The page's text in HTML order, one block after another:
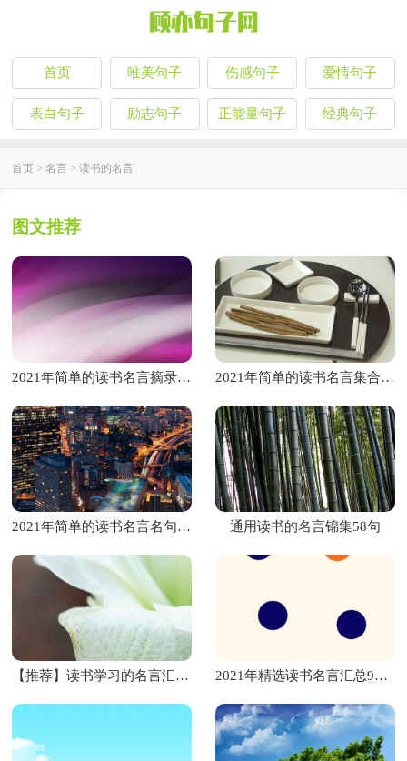
首页 唯美句子 伤感句子 爱情句子
表白句子 励志句子 正能量句子 经典句子
首页 > 名言 > 读书的名言
图文推荐
2021年简单的读书名言摘录68句 2021年简单的读书名言集合87句
2021年简单的读书名言名句汇总97条 通用读书的名言锦集58句
【推荐】读书学习的名言汇编55句 2021年精选读书名言汇总95句